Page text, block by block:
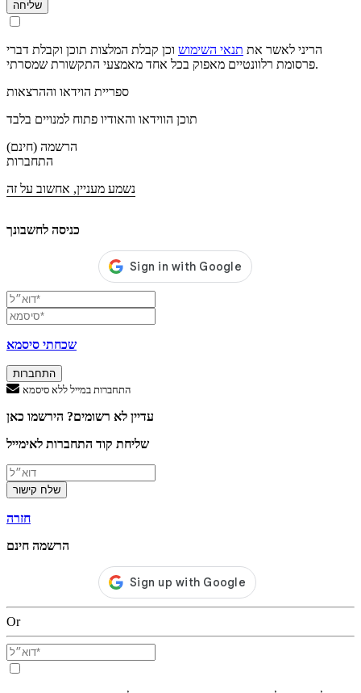
שליחה
הריני לאשר את תנאי השימוש וכן קבלת המלצות תוכן וקבלת דברי
פרסומת רלוונטיים מאפוק בכל אחד מאמצעי התקשורת שמסרתי.
ספריית הוידאו וההרצאות
תוכן הווידאו והאודיו פתוח למנויים בלבד
הרשמה (חינם)
התחברות
נשמע מעניין, אחשוב על זה
כניסה לחשבונך
שכחתי סיסמא
התחברות
התחברות במייל ללא סיסמא
עדיין לא רשומים? הירשמו כאן
שליחת קוד התחברות לאימייל
שלח קישור
חזרה
הרשמה חינם
Or